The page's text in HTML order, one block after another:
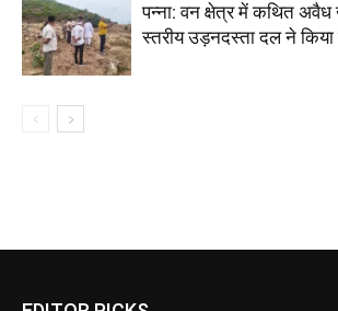
पन्ना: वन क्षेत्र में कथित
स्तरीय उड़नदस्ता दल ने किया